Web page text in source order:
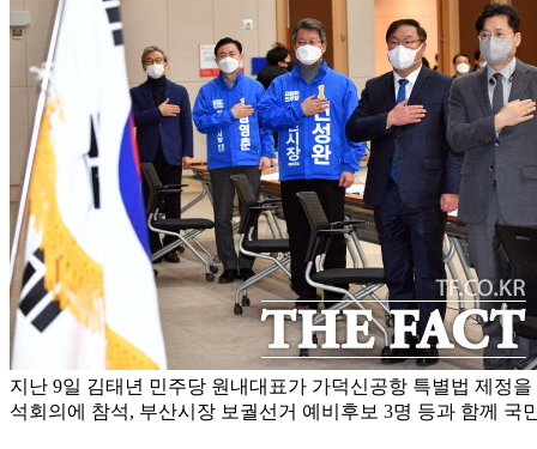
지난 9일 김태년 민주당 원내대표가 가덕신공항 특별법 제정
석회의에 참석, 부산시장 보궐선거 예비후보 3명 등과 함께 국